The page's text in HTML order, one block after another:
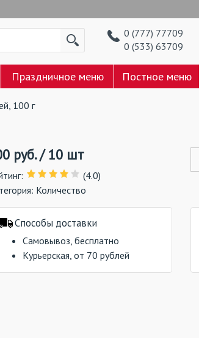
0 (777) 77709
0 (533) 63709
Праздничное меню Постное меню
100 г
руб./10 шт
:
(4.0)
Количество
Способы доставки
Самовывоз, бесплатно
Курьерская, от 70 рублей